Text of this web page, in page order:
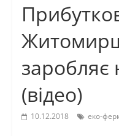
заробляє
(відео)
10.12.2018 еко-